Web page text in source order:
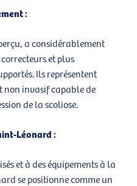
:
a considérablement
et plus
Ils représentent
non invasif capable de
de la scoliose.
Léonard :
et à des équipements à la
se positionne comme un